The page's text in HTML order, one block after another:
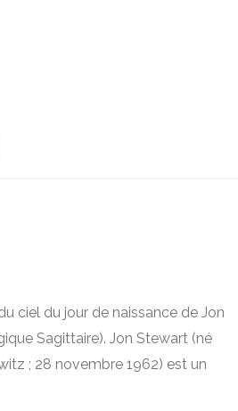
ciel du jour de naissance de Jon
Sagittaire). Jon Stewart (né
; 28 novembre 1962) est un